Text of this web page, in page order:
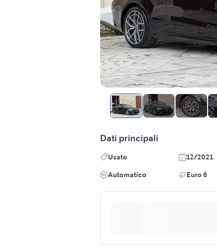
Dati principali
Usato 12/2021
Automatico
Euro 6